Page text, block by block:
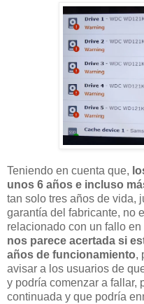
Teniendo en cuenta que,
unos 6 años e incluso
tan solo tres años de vida,
garantía del fabricante, no
relacionado con un fallo
nos parece acertada si
años de funcionamiento,
avisar a los usuarios de
y podría comenzar a fallar,
continuada y que podría